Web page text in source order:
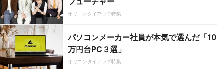
オリコンタイアップ特集
パソコンメーカー社員が本気で選んだ「10
万円台PC３選」
オリコンタイアップ特集